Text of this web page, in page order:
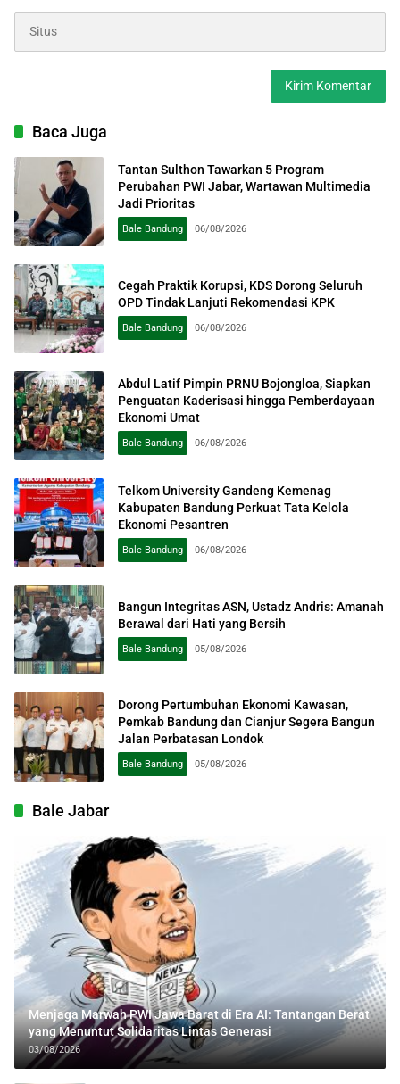
Baca Juga
Tantan Sulthon Tawarkan 5 Program
Perubahan PWI Jabar, Wartawan Multimedia
Jadi Prioritas
Bale Bandung 06/08/2026
Cegah Praktik Korupsi, KDS Dorong Seluruh
OPD Tindak Lanjuti Rekomendasi KPK
Bale Bandung 06/08/2026
Abdul Latif Pimpin PRNU Bojongloa, Siapkan
Penguatan Kaderisasi hingga Pemberdayaan
Ekonomi Umat
Bale Bandung 06/08/2026
Telkom University Gandeng Kemenag
Kabupaten Bandung Perkuat Tata Kelola
Ekonomi Pesantren
Bale Bandung 06/08/2026
Bangun Integritas ASN, Ustadz Andris: Amanah
Berawal dari Hati yang Bersih
Bale Bandung 05/08/2026
Dorong Pertumbuhan Ekonomi Kawasan,
Pemkab Bandung dan Cianjur Segera Bangun
Jalan Perbatasan Londok
Bale Bandung 05/08/2026
Bale Jabar
Menjaga Marwah PWI Jawa Barat di Era AI: Tantangan Berat
yang Menuntut Solidaritas Lintas Generasi
03/08/2026